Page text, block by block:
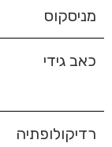
מניסקוס
כאב גידי
רדיקולופתיה